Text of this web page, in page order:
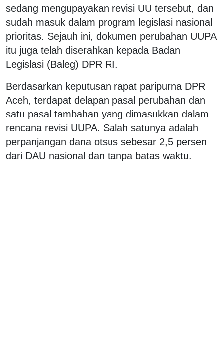
sedang mengupayakan revisi UU tersebut, dan
sudah masuk dalam program legislasi nasional
prioritas. Sejauh ini, dokumen perubahan UUPA
itu juga telah diserahkan kepada Badan
Legislasi (Baleg) DPR RI.
Berdasarkan keputusan rapat paripurna DPR
Aceh, terdapat delapan pasal perubahan dan
satu pasal tambahan yang dimasukkan dalam
rencana revisi UUPA. Salah satunya adalah
perpanjangan dana otsus sebesar 2,5 persen
dari DAU nasional dan tanpa batas waktu.